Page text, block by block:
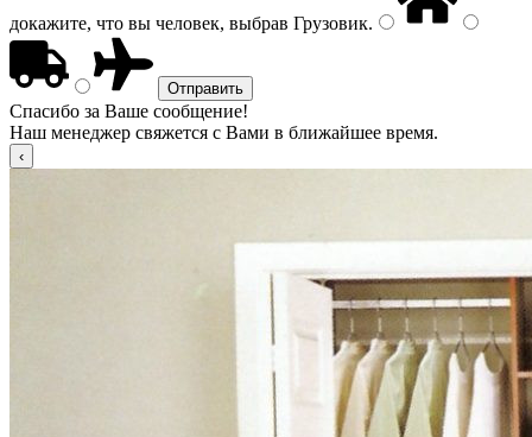
докажите, что вы человек, выбрав Грузовик.
Спасибо за Ваше сообщение!
Наш менеджер свяжется с Вами в ближайшее время.